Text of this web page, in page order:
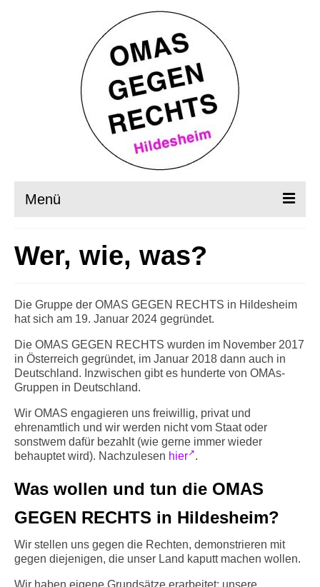
Menü
Wer, wie, was?
Info-Links gegen Rechts
Wer, wie, was?
Die Gruppe der OMAS GEGEN RECHTS in Hildesheim
hat sich am 19. Januar 2024 gegründet.
Die OMAS GEGEN RECHTS wurden im November 2017
in Österreich gegründet, im Januar 2018 dann auch in
Deutschland. Inzwischen gibt es hunderte von OMAs-
Gruppen in Deutschland.
Wir OMAS engagieren uns freiwillig, privat und
ehrenamtlich und wir werden nicht vom Staat oder
sonstwem dafür bezahlt (wie gerne immer wieder
behauptet wird). Nachzulesen hier .
Was wollen und tun die OMAS
GEGEN RECHTS in Hildesheim?
Wir stellen uns gegen die Rechten, demonstrieren mit
gegen diejenigen, die unser Land kaputt machen wollen.